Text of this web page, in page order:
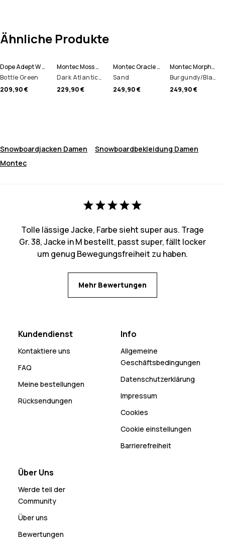
Ähnliche Produkte
Dope Adept W Snowboardjacke Damen
Bottle Green
209,90 €
Montec Moss W Snowboardjacke Damen
Dark Atlantic/Black
229,90 €
Montec Oracle W Snowboardjacke Damen
Sand
249,90 €
Montec Morpheus W Snowboardjacke Damen
Burgundy/Black/Light Grey
249,90 €
Snowboardjacken Damen
Snowboardbekleidung Damen
Montec
Tolle lässige Jacke, Farbe sieht super aus. Trage
Gr. 38, Jacke in M bestellt, passt super, fällt locker
um genug Bewegungsfreiheit zu haben.
Mehr Bewertungen
Kundendienst
Kontaktiere uns
FAQ
Meine bestellungen
Rücksendungen
Info
Allgemeine
Geschäftsbedingungen
Datenschutzerklärung
Impressum
Cookies
Cookie einstellungen
Barrierefreiheit
Über Uns
Werde teil der
Community
Über uns
Bewertungen